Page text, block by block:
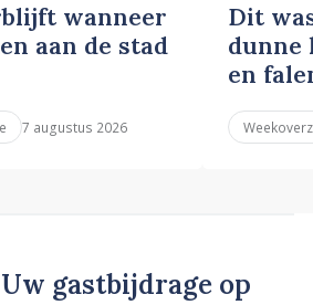
wanneer
aan de stad
7 augustus 2026
Dit
dunne
en
Uw gastbijdrage op